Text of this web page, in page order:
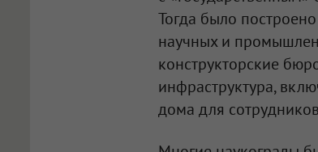
Тогда было
научных и
конструкторские
инфраструктура,
дома для